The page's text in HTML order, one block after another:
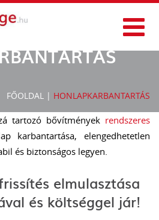
FŐOLDAL | HONLAPKARBANTARTÁS
tartozó bővítmények rendszeres
karbantartása, elengedhetetlen
és biztonságos legyen.
elmulasztása
és költséggel jár!